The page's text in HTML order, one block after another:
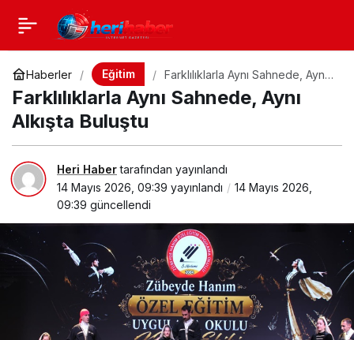
Haberler Eğitim
Farklılıklarla Aynı Sahnede, Aynı
Alkışta Buluştu
Farklılıklarla Aynı Sahnede, Aynı
Alkışta Buluştu
Heri Habertarafından yayınlandı
14 Mayıs 2026, 09:39 yayınlandı
14 Mayıs 2026,
09:39 güncellendi